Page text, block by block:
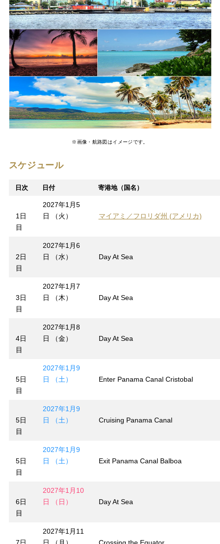
※画像・航路図はイメージです。
スケジュール
日次 日付 寄港地（国名）
1日
目
2027年1月5
日 （火）
マイアミ／フロリダ州 (アメリカ)
2日
目
2027年1月6
日 （水）
Day At Sea
3日
目
2027年1月7
日 （木）
Day At Sea
4日
目
2027年1月8
日 （金）
Day At Sea
5日
目
2027年1月9
日 （土）
Enter Panama Canal Cristobal
5日
目
2027年1月9
日 （土）
Cruising Panama Canal
5日
目
2027年1月9
日 （土）
Exit Panama Canal Balboa
6日
目
2027年1月10
日 （日）
Day At Sea
2027年1月11